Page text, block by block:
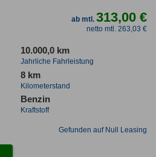
ab mtl.313,00 €
netto mtl. 263,03 €
10.000,0 km
Jahrliche Fahrleistung
8 km
Kilometerstand
Benzin
Kraftstoff
Gefunden auf Null Leasing